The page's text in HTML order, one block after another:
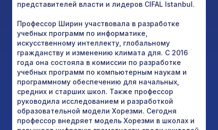
представителей власти и лидеров CIFAL Istanbul.
Профессор Ширин участвовала в разработке
учебных программ по информатике,
искусственному интеллекту, глобальному
гражданству и изменению климата для. С 2016
года она состояла в комиссии по разработке
учебных программ по компьютерным наукам и
программному обеспечению для начальных,
средних и старших школ. Также профессор
руководила исследованием и разработкой
образовательной модели Хорезми. Сегодня
профессор внедряет модель Хорезми в школах и